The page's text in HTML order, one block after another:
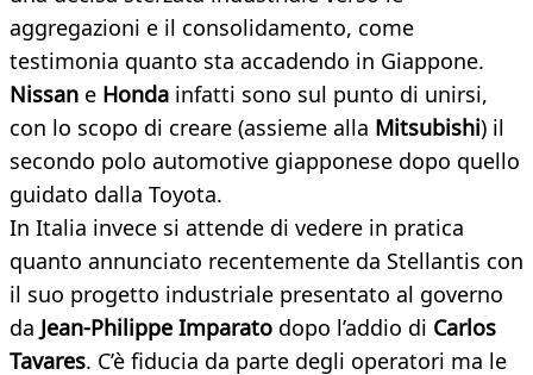
aggregazioni e il consolidamento, come
testimonia quanto sta accadendo in Giappone.
Nissan e Honda infatti sono sul punto di unirsi,
con lo scopo di creare (assieme alla Mitsubishi) il
secondo polo automotive giapponese dopo quello
guidato dalla Toyota.
In Italia invece si attende di vedere in pratica
quanto annunciato recentemente da Stellantis con
il suo progetto industriale presentato al governo
da Jean-Philippe Imparato dopo l’addio di Carlos
Tavares. C’è fiducia da parte degli operatori ma le